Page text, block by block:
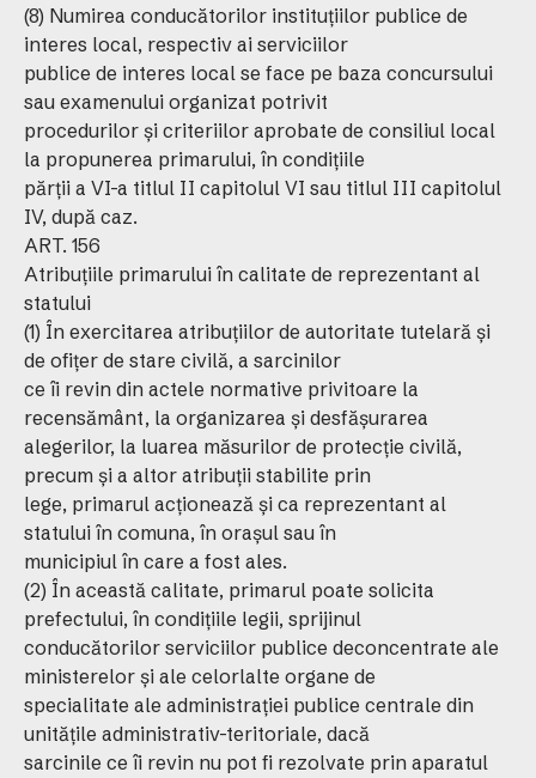
(8) Numirea conducătorilor instituţiilor publice de
interes local, respectiv ai serviciilor
publice de interes local se face pe baza concursului
sau examenului organizat potrivit
procedurilor şi criteriilor aprobate de consiliul local
la propunerea primarului, în condiţiile
părţii a VI-a titlul II capitolul VI sau titlul III capitolul
IV, după caz.
ART. 156
Atribuţiile primarului în calitate de reprezentant al
statului
(1) În exercitarea atribuţiilor de autoritate tutelară şi
de ofiţer de stare civilă, a sarcinilor
ce îi revin din actele normative privitoare la
recensământ, la organizarea şi desfăşurarea
alegerilor, la luarea măsurilor de protecţie civilă,
precum şi a altor atribuţii stabilite prin
lege, primarul acţionează şi ca reprezentant al
statului în comuna, în oraşul sau în
municipiul în care a fost ales.
(2) În această calitate, primarul poate solicita
prefectului, în condiţiile legii, sprijinul
conducătorilor serviciilor publice deconcentrate ale
ministerelor şi ale celorlalte organe de
specialitate ale administraţiei publice centrale din
unităţile administrativ-teritoriale, dacă
sarcinile ce îi revin nu pot fi rezolvate prin aparatul